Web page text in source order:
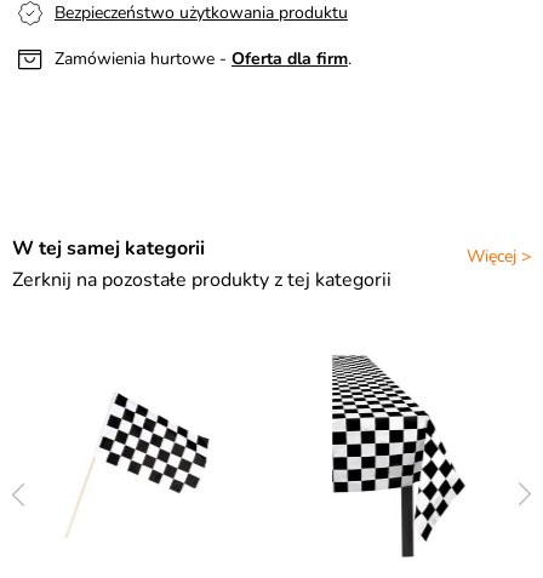
Bezpieczeństwo użytkowania produktu
Zamówienia hurtowe - Oferta dla firm.
Więcej >
W tej samej kategorii
Zerknij na pozostałe produkty z tej kategorii